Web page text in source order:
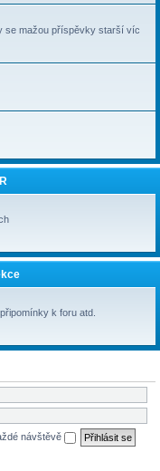
se mažou příspěvky starší víc
k foru atd.
návštěvě